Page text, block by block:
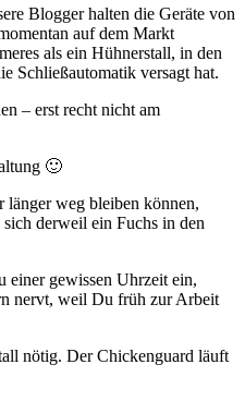
Blogger halten die Geräte von
auf dem Markt
als ein Hühnerstall, in den
Schließautomatik versagt hat.
– erst recht nicht am
🙂
länger weg bleiben können,
derweil ein Fuchs in den
einer gewissen Uhrzeit ein,
nervt, weil Du früh zur Arbeit
nötig. Der Chickenguard läuft